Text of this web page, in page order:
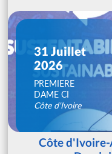
31 Juillet
2026
PREMIERE
DAME CI
Côte d'Ivoire
Côte d'Ivoire-